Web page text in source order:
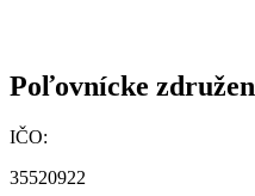
Poľovnícke
IČO:
35520922